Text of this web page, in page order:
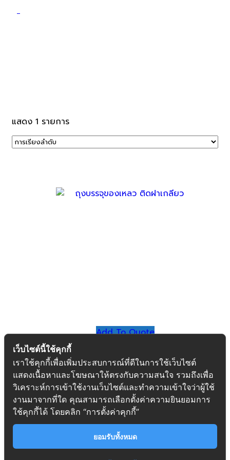
แสดง 1 รายการ
Add To Quote
ถุงบรรจุของเหลว ติดฝาเกลียว
Copyright © 2023 PPM PACK CO.,LTD. All rights
เว็บไซต์นี้ใช้คุกกี้
เราใช้คุกกี้เพื่อเพิ่มประสบการณ์ที่ดีในการใช้เว็บไซต์
แสดงเนื้อหาและโฆษณาให้ตรงกับความสนใจ รวมถึงเพื่อ
วิเคราะห์การเข้าใช้งานเว็บไซต์และทำความเข้าใจว่าผู้ใช้
งานมาจากที่ใด คุณสามารถเลือกตั้งค่าความยินยอมการ
ใช้คุกกี้ได้ โดยคลิก “การตั้งค่าคุกกี้”
ยอมรับทั้งหมด